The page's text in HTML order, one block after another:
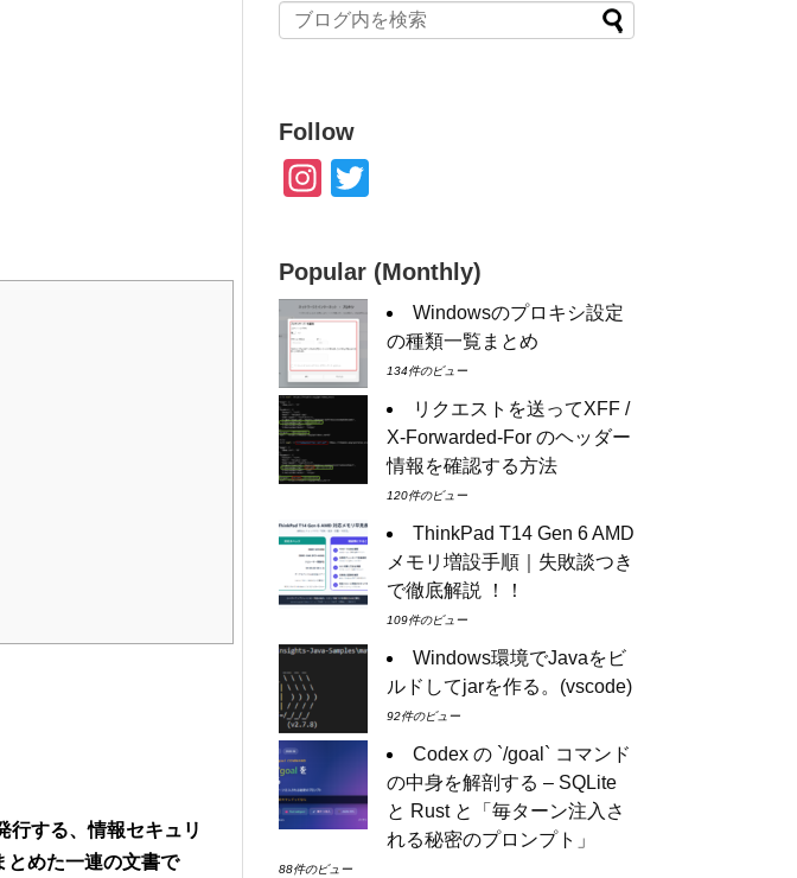
行する、情報セキュリ
とめた一連の文書で
Follow
In
a
gr
a
m
tt
er
Popular (Monthly)
Windowsのプロキシ設定
の種類一覧まとめ
134件のビュー
リクエストを送ってXFF /
X-Forwarded-For のヘッダー
情報を確認する方法
120件のビュー
ThinkPad T14 Gen 6 AMD
メモリ増設手順｜失敗談つき
で徹底解説 ！！
109件のビュー
Windows環境でJavaをビ
ルドしてjarを作る。(vscode)
92件のビュー
Codex の `/goal` コマンド
の中身を解剖する – SQLite
と Rust と「毎ターン注入さ
れる秘密のプロンプト」
88件のビュー